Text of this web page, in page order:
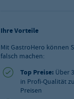
Ihre Vorteile
Mit GastroHero können
falsch machen:
Top Preise: Über
in Profi-Qualität
Preisen